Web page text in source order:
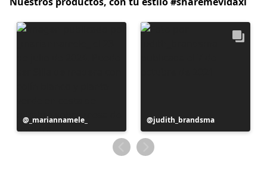
Publicación
realizada
_mariannamele_
Publicación
realizada
por
judith_brandsma